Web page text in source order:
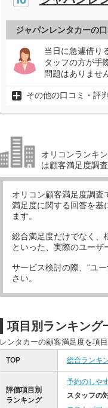
ジャパンレンタカーの
当日に急遽借り
タッフの方が手
問題はありませ
その他の口コミ・評判
オリコンランキ
は顧客満足度調査
オリコン顧客満足度調査
満足度に関する回答を基
ます。
総合満足度だけでなく、
といった、実際のユーザ
サービス検討の際、“ユ
さい。
項目別ランキング
レンタカーの顧客満足度を項
TOP 総合ランキ
評価項目別
ランキング
予約のしや
スタッフの